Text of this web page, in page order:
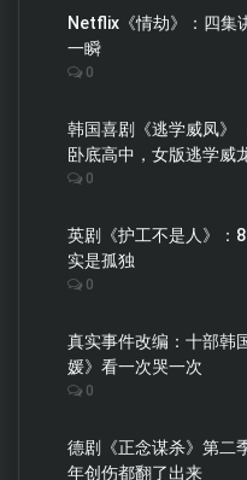
Netflix《情劫》：四集
一瞬
0
韩国喜剧《逃学威凤》
卧底高中，女版逃学威
0
英剧《护工不是人》：
实是孤独
0
真实事件改编：十部韩
媛》看一次哭一次
0
德剧《正念谋杀》第二
年创伤都翻了出来